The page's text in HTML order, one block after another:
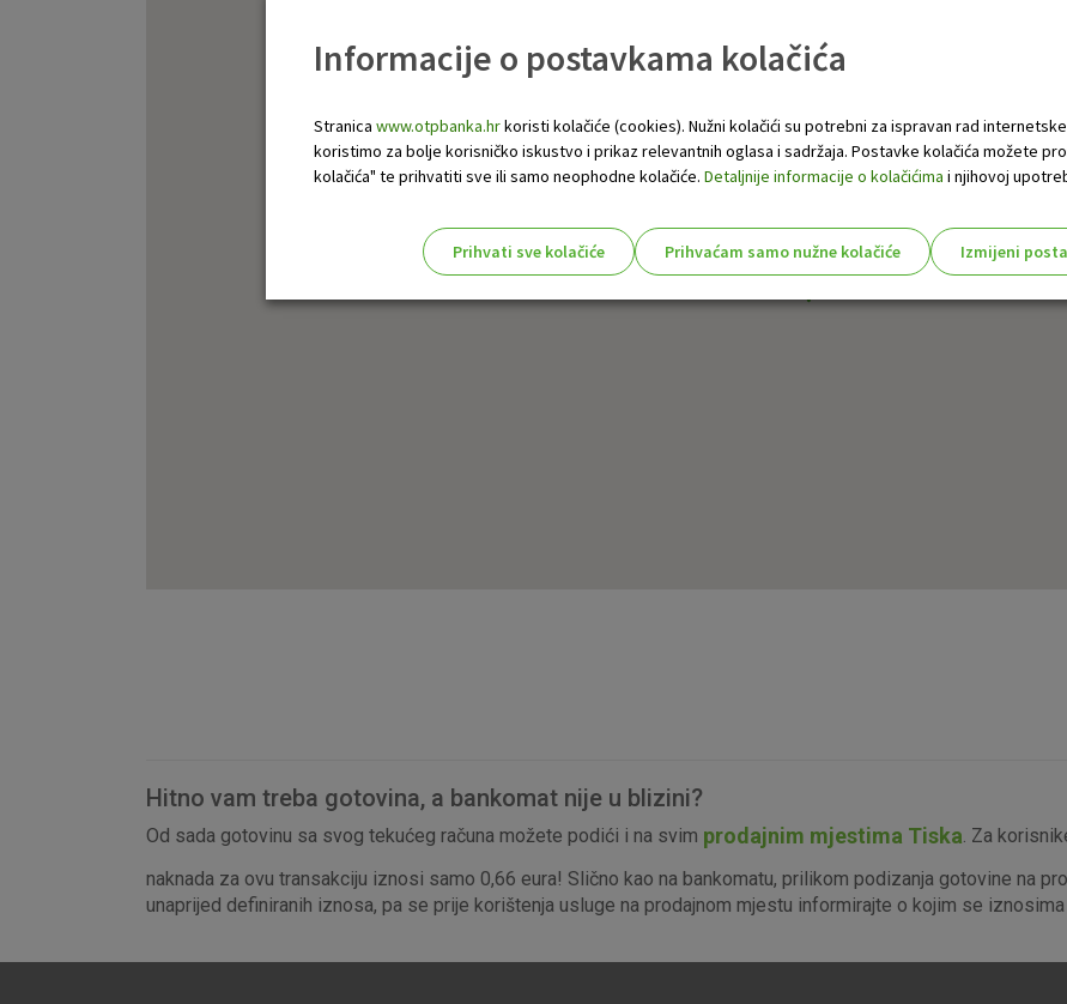
Hitno vam treba gotovina, a bankomat nije u blizini?
Od sada gotovinu sa svog tekućeg računa možete podići i na svim prodajnim mjestima Tiska. Za
naknada za ovu transakciju iznosi samo 0,66 eura! Slično kao na bankomatu, prilikom podizanja gotovine na
unaprijed definiranih iznosa, pa se prije korištenja usluge na prodajnom mjestu informirajte o kojim se iznosima
Informacije o postavkama kolačića
Stranica www.otpbanka.hrkoristi kolačiće (cookies). Nužni kolačići su potrebni za ispravan rad
koristimo za bolje korisničko iskustvo i prikaz relevantnih oglasa i sadržaja. Postavke kolačića možete
kolačića" te prihvatiti sve ili samo neophodne kolačiće. Detaljnije informacije o kolačićima i njihovoj
Prihvati sve kolačiće Prihvaćam samo nužne kolačiće
Izmijeni
Marketinški